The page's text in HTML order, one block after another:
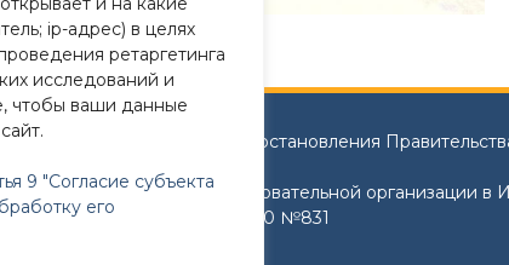
ip-адрес) в целях
ретаргетинга
исследований и
чтобы ваши данные
9 "Согласие субъекта
его
с требованиями Постановления
официального сайта образовательной организации
Рособрнадзора от 14.08.2020 №831